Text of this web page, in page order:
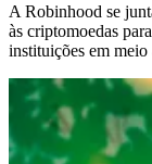
A Robinhood se
às criptomoedas
instituições em meio